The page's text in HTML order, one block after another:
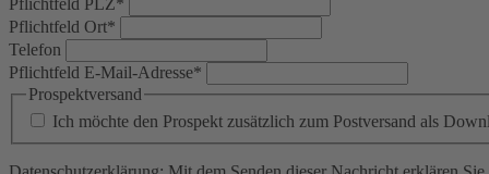
Pflichtfeld Ort*
Telefon
Pflichtfeld E-Mail-Adresse*
Prospektversand
Ich möchte den Prospekt zusätzlich zum Postversand als